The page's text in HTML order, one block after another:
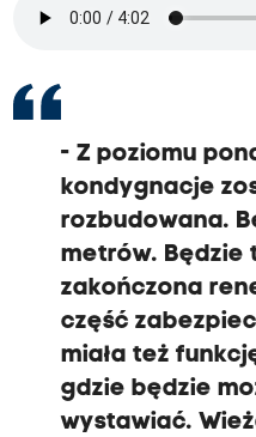
- Z poziomu
kondygnacje
rozbudowana.
metrów. Będzie
zakończona
część
miała też
gdzie będzie
wystawiać.